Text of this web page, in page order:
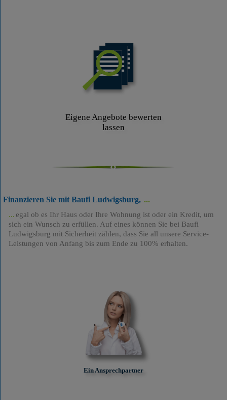
Eigene Angebote bewerten
lassen
Finanzieren Sie mit Baufi Ludwigsburg,
egal ob es Ihr Haus oder Ihre Wohnung ist oder ein Kredit, um
sich ein Wunsch zu erfüllen. Auf eines können Sie bei Baufi
Ludwigsburg mit Sicherheit zählen, dass Sie all unsere Service-
Leistungen von Anfang bis zum Ende zu 100% erhalten.
Ein Ansprechpartner